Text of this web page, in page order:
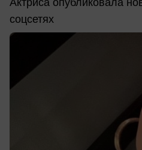
соцсетях